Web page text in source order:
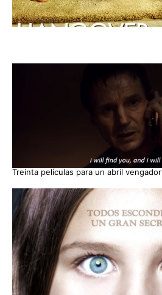
Treinta películas para un abril vengador